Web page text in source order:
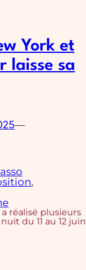
York et
laisse sa
—
réalisé plusieurs
du 11 au 12 juin